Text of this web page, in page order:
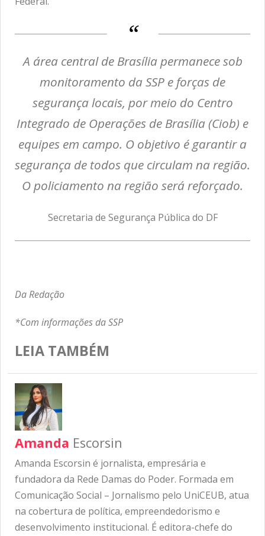
A área central de Brasília permanece sob
monitoramento da SSP e forças de
segurança locais, por meio do Centro
Integrado de Operações de Brasília (Ciob) e
equipes em campo. O objetivo é garantir a
segurança de todos que circulam na região.
O policiamento na região será reforçado.
Secretaria de Segurança Pública do DF
Da Redação
*Com informações da SSP
LEIA TAMBÉM
Amanda Escorsin
Amanda Escorsin é jornalista, empresária e
fundadora da Rede Damas do Poder. Formada em
Comunicação Social – Jornalismo pelo UniCEUB, atua
na cobertura de política, empreendedorismo e
desenvolvimento institucional. É editora-chefe do